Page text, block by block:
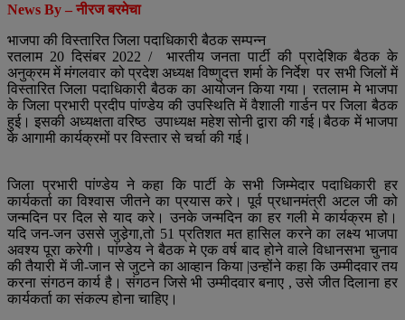
News By – नीरज बरमेचा
भाजपा की विस्तारित जिला पदाधिकारी बैठक सम्पन्न
रतलाम 20 दिसंबर 2022 / भारतीय जनता पार्टी की प्रादेशिक बैठक के
अनुक्रम में मंगलवार को प्रदेश अध्यक्ष विष्णुदत्त शर्मा के निर्देश पर सभी जिलों में
विस्तारित जिला पदाधिकारी बैठक का आयोजन किया गया। रतलाम मे भाजपा
के जिला प्रभारी प्रदीप पांण्डेय की उपस्थिति में वैशाली गार्डन पर जिला बैठक
हुई। इसकी अध्यक्षता वरिष्ठ उपाध्यक्ष महेश सोनी द्वारा की गई।बैठक में भाजपा
के आगामी कार्यक्रमों पर विस्तार से चर्चा की गई।
जिला प्रभारी पांण्डेय ने कहा कि पार्टी के सभी जिम्मेदार पदाधिकारी हर
कार्यकर्ता का विश्वास जीतने का प्रयास करे। पूर्व प्रधानमंत्री अटल जी को
जन्मदिन पर दिल से याद करे। उनके जन्मदिन का हर गली मे कार्यक्रम हो।
यदि जन-जन उससे जुडे़गा,तो 51 प्रतिशत मत हासिल करने का लक्ष्य भाजपा
अवश्य पूरा करेगी। पांण्डेय ने बैठक मे एक वर्ष बाद होने वाले विधानसभा चुनाव
की तैयारी में जी-जान से जुटने का आव्हान किया |उन्होंने कहा कि उम्मीदवार तय
करना संगठन कार्य है। संगठन जिसे भी उम्मीदवार बनाए , उसे जीत दिलाना हर
कार्यकर्ता का संकल्प होना चाहिए।